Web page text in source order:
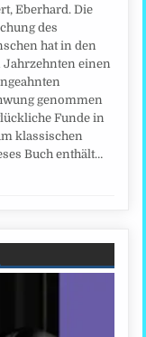
Eberhard. Die
des
hat in den
Jahrzehnten einen
genommen
Funde in
klassischen
Buch enthält…